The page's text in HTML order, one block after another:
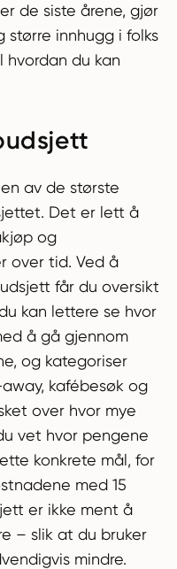
de siste årene, gjør
innhugg i folks
hvordan du kan
av de største
Det er lett å
og
over tid. Ved å
får du oversikt
kan lettere se hvor
å gå gjennom
og kategoriser
kafébesøk og
over hvor mye
vet hvor pengene
konkrete mål, for
med 15
er ikke ment å
– slik at du bruker
mindre.